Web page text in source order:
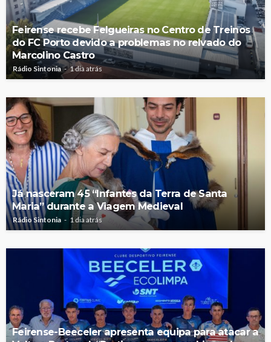
Feirense recebe Felgueiras no Centro de Treinos
do FC Porto devido a problemas no relvado do
Marcolino Castro
Rádio Sintonia 1 dia atrás
Já nasceram 45 “Infantes da Terra de Santa
Maria” durante a Viagem Medieval
Rádio Sintonia 1 dia atrás
Feirense-Beeceler apresenta equipa para atacar a